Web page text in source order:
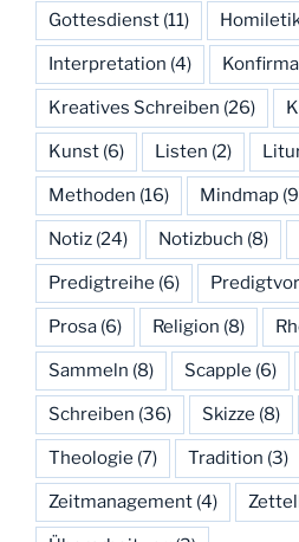
Gottesdienst (11)
Interpretation (4)
Kreatives Schreiben (26)
Kunst (6) Listen (2)
Methoden (16) Mindmap
Notiz (24) Notizbuch (8)
Predigtreihe (6)
Prosa (6) Religion (8)
Sammeln (8) Scapple (6)
Schreiben (36) Skizze (8)
Theologie (7) Tradition (3)
Zeitmanagement (4)